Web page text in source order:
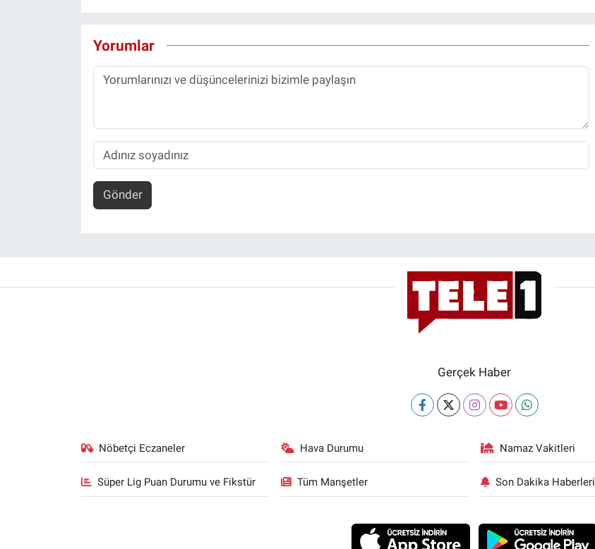
Yorumlar
Gönder
Gerçek Haber
Nöbetçi Eczaneler Hava Durumu Namaz Vakitleri
Süper Lig Puan Durumu ve Fikstür Tüm Manşetler Son Dakika Haberleri